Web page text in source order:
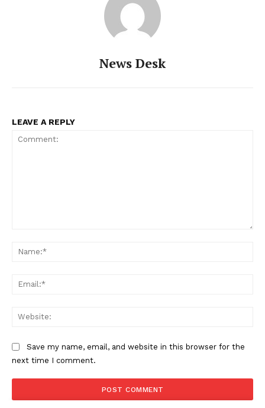
News Desk
LEAVE A REPLY
Save my name, email, and website in this browser for the
next time I comment.